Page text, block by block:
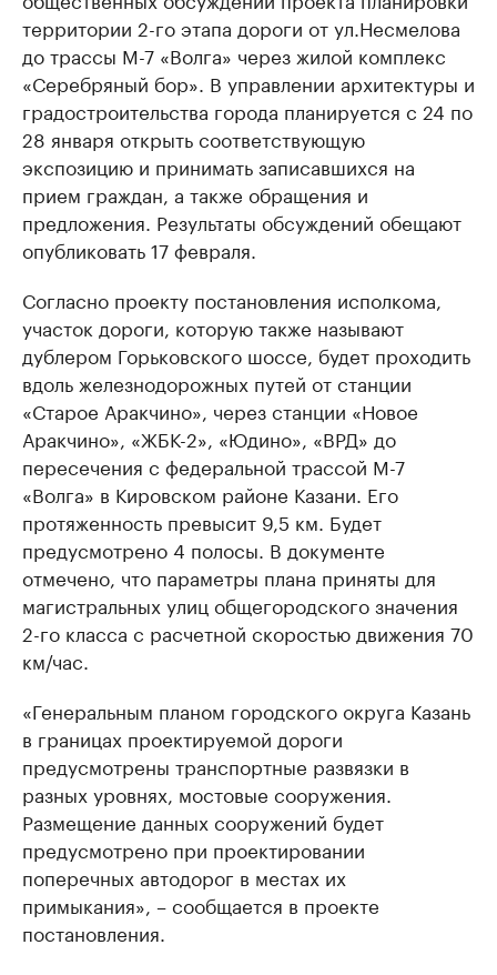
территории 2-го этапа дороги от ул.Несмелова
до трассы М-7 «Волга» через жилой комплекс
«Серебряный бор». В управлении архитектуры и
градостроительства города планируется с 24 по
28 января открыть соответствующую
экспозицию и принимать записавшихся на
прием граждан, а также обращения и
предложения. Результаты обсуждений обещают
опубликовать 17 февраля.
Согласно проекту постановления исполкома,
участок дороги, которую также называют
дублером Горьковского шоссе, будет проходить
вдоль железнодорожных путей от станции
«Старое Аракчино», через станции «Новое
Аракчино», «ЖБК-2», «Юдино», «ВРД» до
пересечения с федеральной трассой М-7
«Волга» в Кировском районе Казани. Его
протяженность превысит 9,5 км. Будет
предусмотрено 4 полосы. В документе
отмечено, что параметры плана приняты для
магистральных улиц общегородского значения
2-го класса с расчетной скоростью движения 70
км/час.
«Генеральным планом городского округа Казань
в границах проектируемой дороги
предусмотрены транспортные развязки в
разных уровнях, мостовые сооружения.
Размещение данных сооружений будет
предусмотрено при проектировании
поперечных автодорог в местах их
примыкания», – сообщается в проекте
постановления.